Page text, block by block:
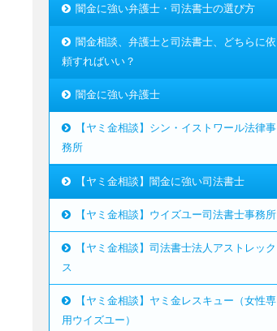
闇金に強い弁護士・司法書士の選び方
闇金相談、弁護士と司法書士、どちらに依
頼すればいい？
闇金に強い弁護士
【ヤミ金相談】シン・イストワール法律事
務所
【ヤミ金相談】闇金に強い司法書士
【ヤミ金相談】ウイズユー司法書士事務所
【ヤミ金相談】司法書士法人アストレック
ス
【ヤミ金相談】ヤミ金レスキュー（女性専
用ウイズユー）